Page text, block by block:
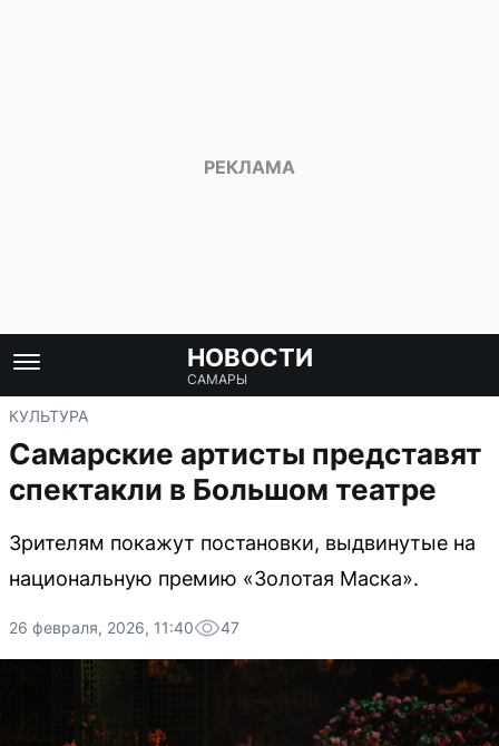
НОВОСТИ
САМАРЫ
КУЛЬТУРА
Самарские артисты представят
спектакли в Большом театре
Зрителям покажут постановки, выдвинутые на
национальную премию «Золотая Маска».
26 февраля, 2026, 11:40 47